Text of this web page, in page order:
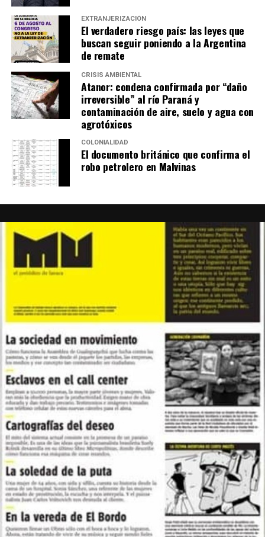
EXTRANJERIZACIÓN
El verdadero riesgo país: las leyes que
buscan seguir poniendo a la Argentina
de remate
CRISIS AMBIENTAL
Atanor: condena confirmada por “daño
irreversible” al río Paraná y
contaminación de aire, suelo y agua con
agrotóxicos
COLONIALIDAD
El documento británico que confirma el
robo petrolero en Malvinas